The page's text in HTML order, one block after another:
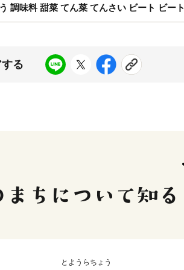
調味料 甜菜 てん菜 てんさい ビート ビー
る
とようらちょう